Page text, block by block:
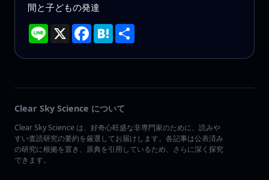
間と子どもの発達
Line X Facebook
Hatena
共
有
Clear Sky Science について
Clear Sky Science は、好奇心旺盛な非専門家のために、読みや
すい査読研究の要約を厳選してお届けします。各記事は公表済み
の研究に根拠を置き、原典を引用しているため、さらに深く探究
できます。